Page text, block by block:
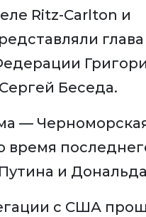
Ritz-Carlton и
глава
Беседа.
—
время
и
с США